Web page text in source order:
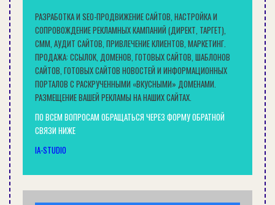
наполнителями из перлита, керамики,
пенополистирола и др. Использование «теплой»
стяжки обеспечит одновременно
теплоизоляцию, звукоизоляцию и
выравнивание поверхности. Но, как правило, ее
необходимо укрепить сверху слоем цементной
или гипсовой стяжки.
«Сухая» стяжка
изготовлении, все работы по устройству пола
можно выполнить буквально за один день. Для
нее используют ДВП, ДСП, гипсокартонные
листы или же специальные гипсоволокнистые
РАЗРАБОТКА И SEO-ПРОДВИЖЕНИЕ САЙТОВ, НАСТРОЙКА И
СОПРОВОЖДЕНИЕ РЕКЛАМНЫХ КАМПАНИЙ (ДИРЕКТ, ТАРГЕТ),
СММ, АУДИТ САЙТОВ, ПРИВЛЕЧЕНИЕ КЛИЕНТОВ, МАРКЕТИНГ.
ПРОДАЖА: ССЫЛОК, ДОМЕНОВ, ГОТОВЫХ САЙТОВ, ШАБЛОНОВ
САЙТОВ, ГОТОВЫХ САЙТОВ НОВОСТЕЙ И ИНФОРМАЦИОННЫХ
ПОРТАЛОВ С РАСКРУЧЕННЫМИ «ВКУСНЫМИ» ДОМЕНАМИ.
РАЗМЕЩЕНИЕ ВАШЕЙ РЕКЛАМЫ НА НАШИХ САЙТАХ.
ПО ВСЕМ ВОПРОСАМ ОБРАЩАТЬСЯ ЧЕРЕЗ ФОРМУ ОБРАТНОЙ
СВЯЗИ НИЖЕ
IA-STUDIO